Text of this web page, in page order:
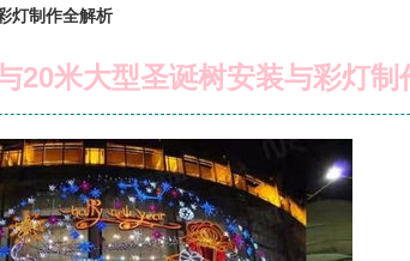
灯制作全解析
20米大型圣诞树安装与彩灯制